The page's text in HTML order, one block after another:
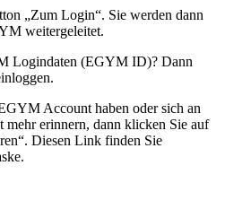
„Zum Login“. Sie werden dann
weitergeleitet.
Logindaten (EGYM ID)? Dann
Account haben oder sich an
mehr erinnern, dann klicken Sie auf
Diesen Link finden Sie